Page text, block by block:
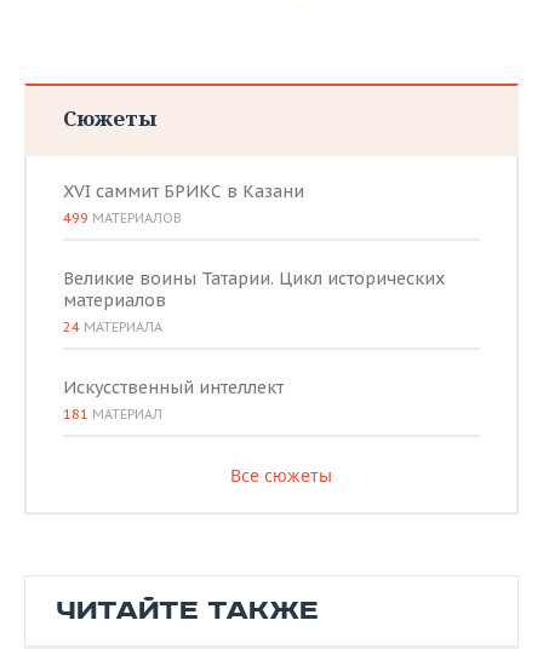
Сюжеты
XVI саммит БРИКС в Казани
499 МАТЕРИАЛОВ
Великие воины Татарии. Цикл исторических
материалов
24 МАТЕРИАЛА
Искусственный интеллект
181 МАТЕРИАЛ
Все сюжеты
ЧИТАЙТЕ ТАКЖЕ